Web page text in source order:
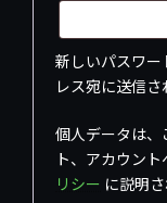
新しいパスワ
レス宛に送信さ
個人データは
ト、アカウント
リシー に説明